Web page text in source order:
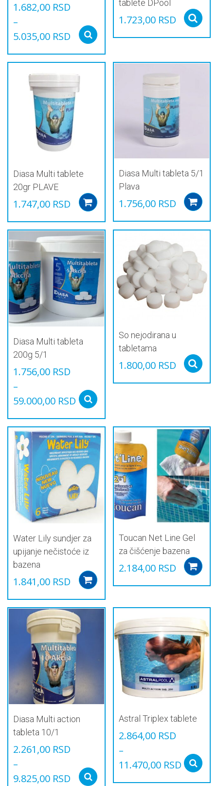
1.682,00 RSD
–
5.035,00 RSD
више
варијанти.
Опције
изабране
страници
tablete DPool
1.723,00 RSD
Diasa Multi tablete
20gr PLAVE
1.747,00 RSD Add to cart
Diasa Multi tableta 5/1
Plava
1.756,00 RSD
Diasa Multi tableta
200g 5/1
1.756,00 RSD
–
59.000,00 RSD
има
више
варијанти.
Опције
могу
бити
изабране
на
страници
производа.
So nejodirana u
tabletama
1.800,00 RSD
Water Lily sundjer za
upijanje nečistoće iz
bazena
1.841,00 RSD
Toucan Net Line Gel
za čišćenje bazena
2.184,00 RSD
Diasa Multi action
tableta 10/1
2.261,00 RSD
–
9.825,00 RSD
Astral Triplex tablete
2.864,00 RSD
–
11.470,00 RSD